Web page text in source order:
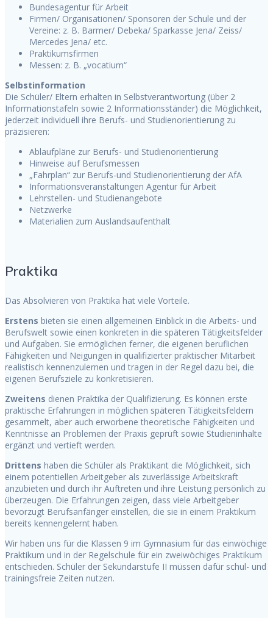
Bundesagentur für Arbeit
Firmen/ Organisationen/ Sponsoren der Schule und der
Vereine: z. B. Barmer/ Debeka/ Sparkasse Jena/ Zeiss/
Mercedes Jena/ etc.
Praktikumsfirmen
Messen: z. B. „vocatium“
Selbstinformation
Die Schüler/ Eltern erhalten in Selbstverantwortung (über 2
Informationstafeln sowie 2 Informationsständer) die Möglichkeit,
jederzeit individuell ihre Berufs- und Studienorientierung zu
präzisieren:
Ablaufpläne zur Berufs- und Studienorientierung
Hinweise auf Berufsmessen
„Fahrplan“ zur Berufs-und Studienorientierung der AfA
Informationsveranstaltungen Agentur für Arbeit
Lehrstellen- und Studienangebote
Netzwerke
Materialien zum Auslandsaufenthalt
Praktika
Das Absolvieren von Praktika hat viele Vorteile.
Erstens bieten sie einen allgemeinen Einblick in die Arbeits- und
Berufswelt sowie einen konkreten in die späteren Tätigkeitsfelder
und Aufgaben. Sie ermöglichen ferner, die eigenen beruflichen
Fähigkeiten und Neigungen in qualifizierter praktischer Mitarbeit
realistisch kennenzulernen und tragen in der Regel dazu bei, die
eigenen Berufsziele zu konkretisieren.
Zweitens dienen Praktika der Qualifizierung. Es können erste
praktische Erfahrungen in möglichen späteren Tätigkeitsfeldern
gesammelt, aber auch erworbene theoretische Fähigkeiten und
Kenntnisse an Problemen der Praxis geprüft sowie Studieninhalte
ergänzt und vertieft werden.
Drittens haben die Schüler als Praktikant die Möglichkeit, sich
einem potentiellen Arbeitgeber als zuverlässige Arbeitskraft
anzubieten und durch ihr Auftreten und ihre Leistung persönlich zu
überzeugen. Die Erfahrungen zeigen, dass viele Arbeitgeber
bevorzugt Berufsanfänger einstellen, die sie in einem Praktikum
bereits kennengelernt haben.
Wir haben uns für die Klassen 9 im Gymnasium für das einwöchige
Praktikum und in der Regelschule für ein zweiwöchiges Praktikum
entschieden. Schüler der Sekundarstufe II müssen dafür schul- und
trainingsfreie Zeiten nutzen.